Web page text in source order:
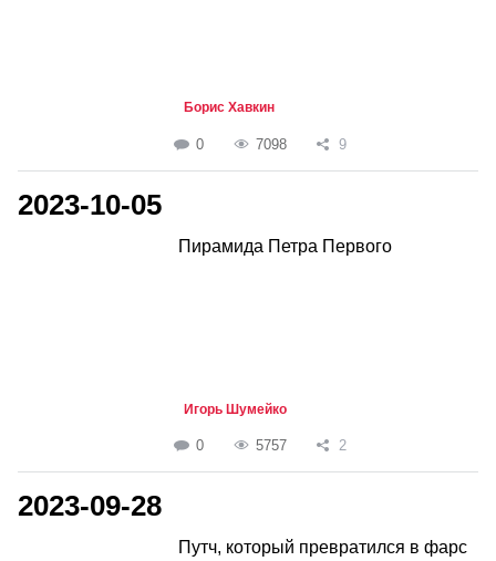
Борис Хавкин
0 7098 9
2023-10-05
Пирамида Петра Первого
Игорь Шумейко
0 5757 2
2023-09-28
Путч, который превратился в фарс